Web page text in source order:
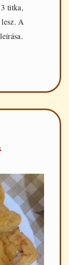
titka,
A